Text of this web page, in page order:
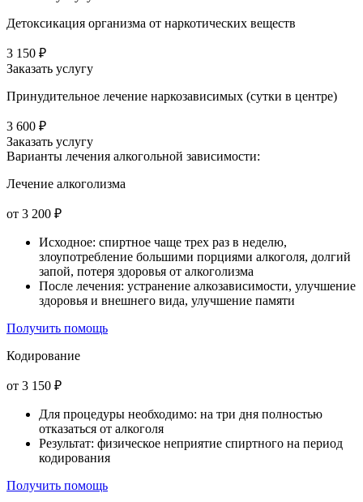
Детоксикация организма от наркотических веществ
3 150 ₽
Заказать услугу
Принудительное лечение наркозависимых (сутки в центре)
3 600 ₽
Заказать услугу
Варианты лечения алкогольной зависимости:
Лечение алкоголизма
от 3 200 ₽
Исходное: спиртное чаще трех раз в неделю,
злоупотребление большими порциями алкоголя, долгий
запой, потеря здоровья от алкоголизма
После лечения: устранение алкозависимости, улучшение
здоровья и внешнего вида, улучшение памяти
Получить помощь
Кодирование
от 3 150 ₽
Для процедуры необходимо: на три дня полностью
отказаться от алкоголя
Результат: физическое неприятие спиртного на период
кодирования
Получить помощь